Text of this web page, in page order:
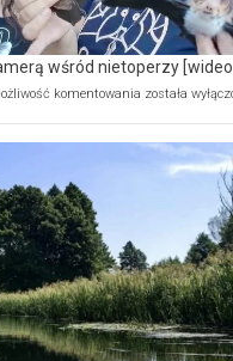
wśród nietoperzy [wideo]
komentowania Ekologiczne
kamerą
wśród
została